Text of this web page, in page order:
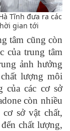
Tĩnh đưa ra các
gian tới
tâm cũng còn
của trung tâm
ảnh hưởng
lượng môi
của các cơ sở
còn nhiều
sở vật chất,
chất lượng,